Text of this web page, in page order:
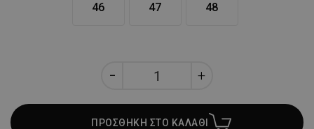
46 47 48
ΠΡΟΣΘΗΚΗ ΣΤΟ ΚΑΛΑΘΙ